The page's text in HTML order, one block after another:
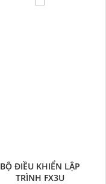
BỘ ĐIỀU KHIỂN LẬP
TRÌNH FX3U